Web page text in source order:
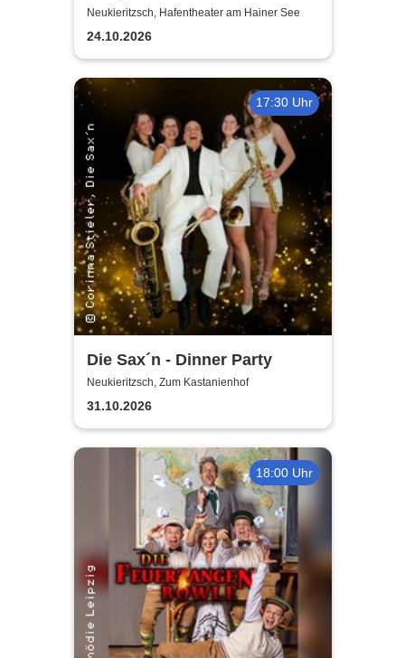
Traditionskonzert am Hainer
See
Neukieritzsch, Hafentheater am Hainer See
24.10.2026
17:30 Uhr
Die Sax´n - Dinner Party
Neukieritzsch, Zum Kastanienhof
31.10.2026
18:00 Uhr